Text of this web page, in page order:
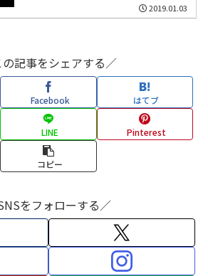
2019.01.03
記事をシェアする／
Facebook はてブ
LINE Pinterest
コピー
をフォローする／